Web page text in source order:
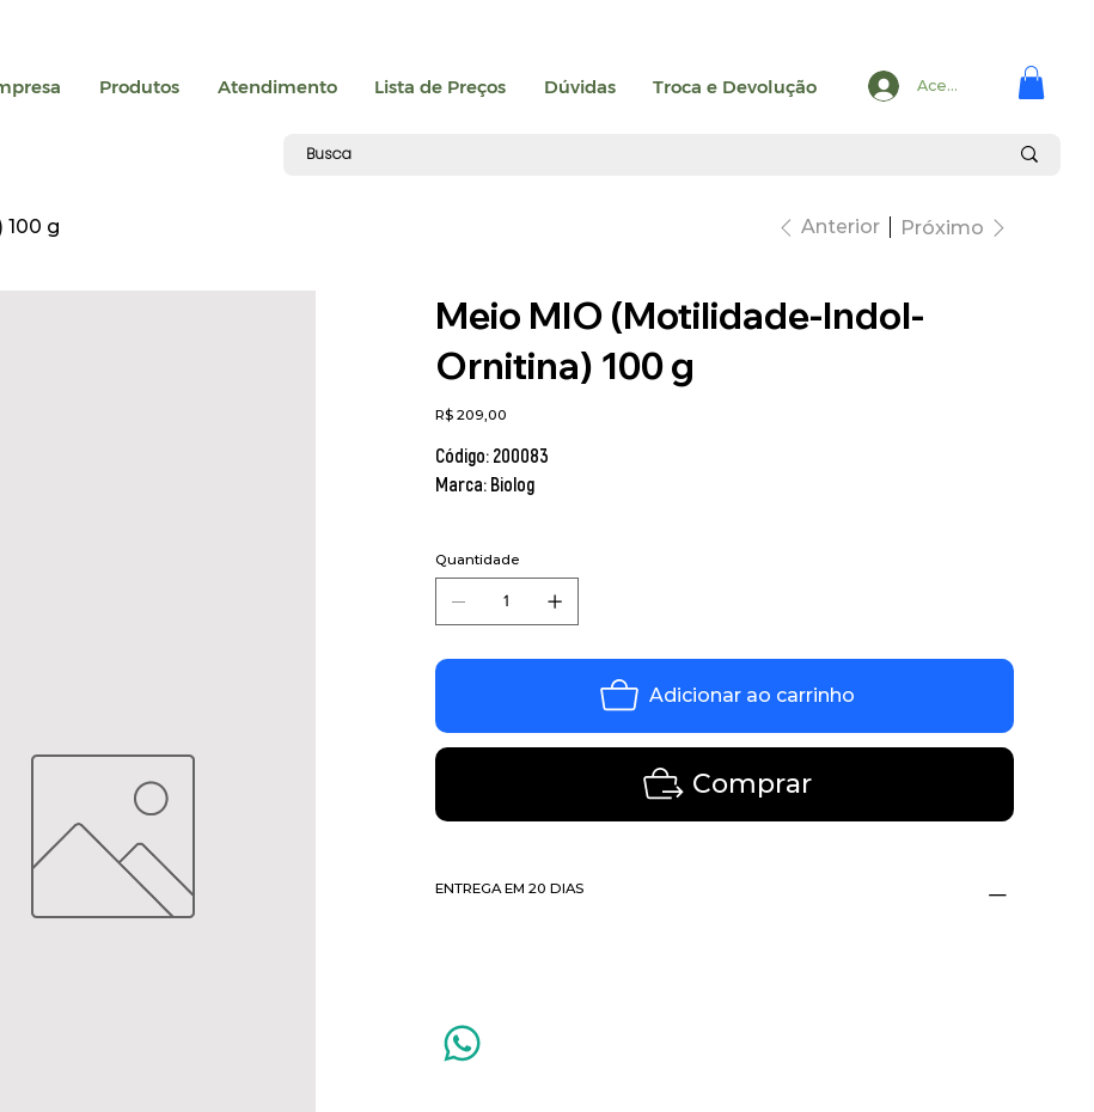
Produtos Atendimento Lista de Preços Dúvidas Troca e Devolução Acesse
g Anterior Próximo
Meio MIO (Motilidade-Indol-
Ornitina) 100 g
Preço
R$ 209,00
Código: 200083
Marca: Biolog
Quantidade
Adicionar ao carrinho
Comprar
ENTREGA EM 20 DIAS